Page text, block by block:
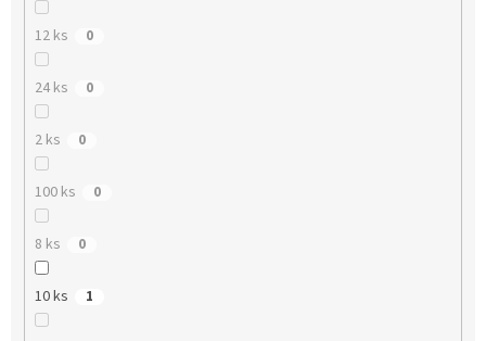
12 ks 0
24 ks 0
2 ks 0
100 ks 0
8 ks 0
10 ks 1